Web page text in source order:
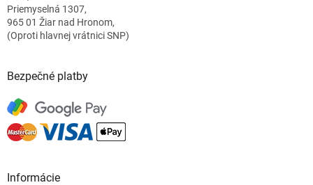
Priemyselná 1307,
965 01 Žiar nad Hronom,
(Oproti hlavnej vrátnici SNP)
Bezpečné platby
Informácie